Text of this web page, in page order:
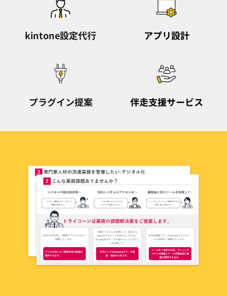
kintone設定代行 アプリ設計
プラグイン提案 伴走支援サービス